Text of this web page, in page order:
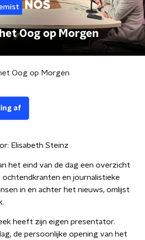
Oog op Morgen
Oog op Morgen
af
Elisabeth Steinz
het eind van de dag een overzicht
ochtendkranten en journalistieke
in en achter het nieuws, omlijst
heeft zijn eigen presentator.
de persoonlijke opening van het